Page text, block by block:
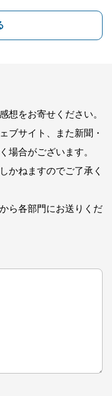
想をお寄せください。
ブサイト、また新聞・
場合がございます。
かねますのでご了承く
から各部門にお送りくだ